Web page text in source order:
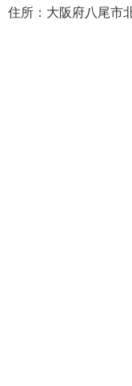
住所：大阪府八尾市